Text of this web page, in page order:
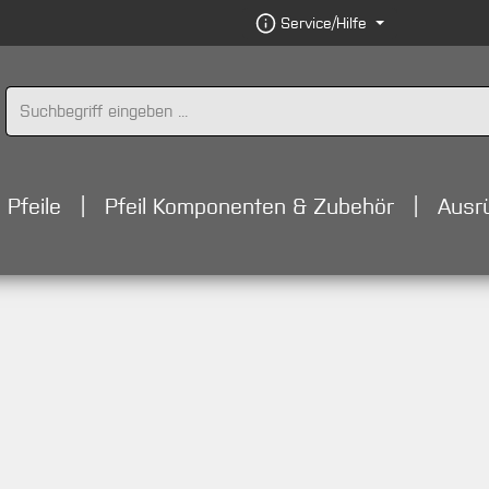
Service/Hilfe
Pfeile Pfeil Komponenten & Zubehör